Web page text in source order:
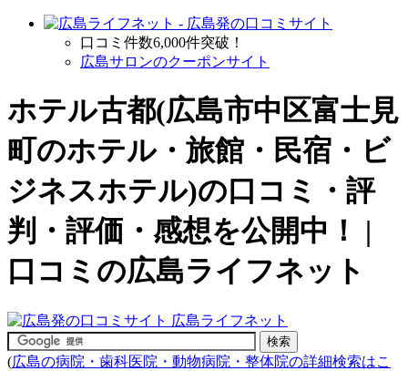
口コミ件数6,000件突破！
広島サロンのクーポンサイト
ホテル古都(広島市中区富士見
町のホテル・旅館・民宿・ビ
ジネスホテル)の口コミ・評
判・評価・感想を公開中！ |
口コミの広島ライフネット
(広島の病院・歯科医院・動物病院・整体院の詳細検索はこ